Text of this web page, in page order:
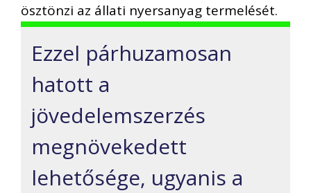
ösztönzi az állati nyersanyag termelését.
Ezzel párhuzamosan
hatott a
jövedelemszerzés
megnövekedett
lehetősége, ugyanis a